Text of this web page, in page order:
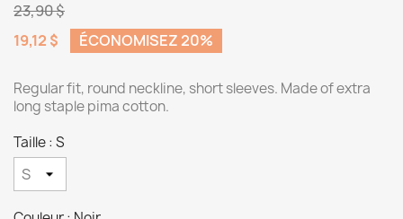
23,90 $
19,12 $
ÉCONOMISEZ 20%
Regular fit, round neckline, short sleeves. Made of extra
long staple pima cotton.
Taille : S